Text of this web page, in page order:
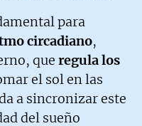
para
circadiano,
que regula los
el sol en las
a sincronizar este
del sueño